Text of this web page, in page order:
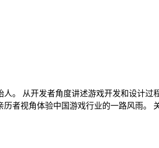
。 从开发者角度讲述游戏开发和设计过
者视角体验中国游戏行业的一路风雨。